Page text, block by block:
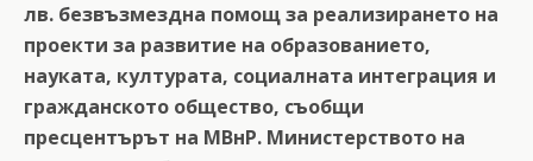
лв. безвъзмездна помощ за реализирането на
проекти за развитие на образованието,
науката, културата, социалната интеграция и
гражданското общество, съобщи
пресцентърът на МВнР. Министерството на